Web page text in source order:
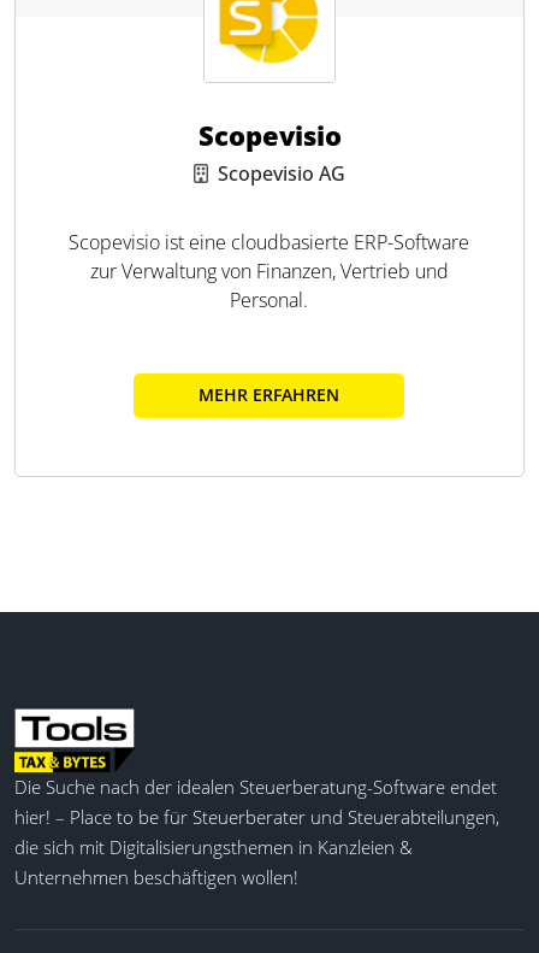
Scopevisio
Scopevisio AG
Scopevisio ist eine cloudbasierte ERP-Software
zur Verwaltung von Finanzen, Vertrieb und
Personal.
MEHR ERFAHREN
Die Suche nach der idealen Steuerberatung-Software endet
hier! – Place to be für Steuerberater und Steuerabteilungen,
die sich mit Digitalisierungsthemen in Kanzleien &
Unternehmen beschäftigen wollen!